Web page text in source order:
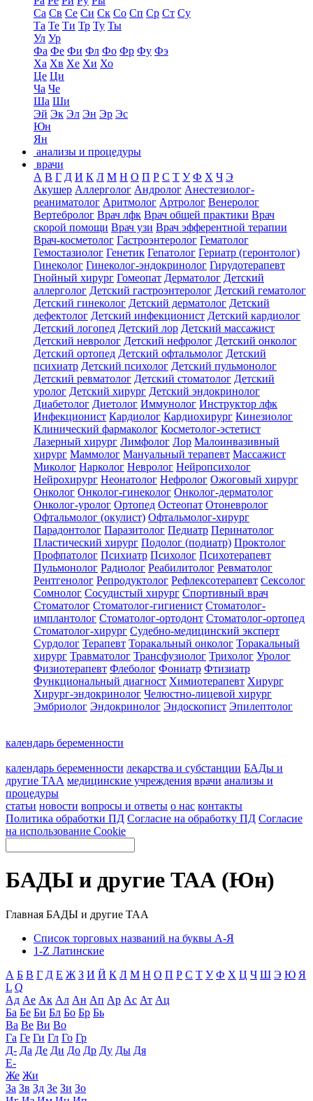
Са Св Се Си Ск Со Сп Ср Ст Су
Та Те Ти Тр Ту Ты
Ул Ур
Фа Фе Фи Фл Фо Фр Фу Фэ
Ха Хв Хе Хи Хо
Це Ци
Ча Че
Ша Ши
Эй Эк Эл Эн Эр Эс
Юн
Ян
анализы и процедуры
врачи
А В Г Д И К Л М Н О П Р С Т У Ф Х Ч Э
Акушер Аллерголог Андролог Анестезиолог-
реаниматолог Аритмолог Артролог Венеролог
Вертебролог Врач лфк Врач общей практики Врач
скорой помощи Врач узи Врач эфферентной терапии
Врач-косметолог Гастроэнтеролог Гематолог
Гемостазиолог Генетик Гепатолог Гериатр (геронтолог)
Гинеколог Гинеколог-эндокринолог Гирудотерапевт
Гнойный хирург Гомеопат Дерматолог Детский
аллерголог Детский гастроэнтеролог Детский гематолог
Детский гинеколог Детский дерматолог Детский
дефектолог Детский инфекционист Детский кардиолог
Детский логопед Детский лор Детский массажист
Детский невролог Детский нефролог Детский онколог
Детский ортопед Детский офтальмолог Детский
психиатр Детский психолог Детский пульмонолог
Детский ревматолог Детский стоматолог Детский
уролог Детский хирург Детский эндокринолог
Диабетолог Диетолог Иммунолог Инструктор лфк
Инфекционист Кардиолог Кардиохирург Кинезиолог
Клинический фармаколог Косметолог-эстетист
Лазерный хирург Лимфолог Лор Малоинвазивный
хирург Маммолог Мануальный терапевт Массажист
Миколог Нарколог Невролог Нейропсихолог
Нейрохирург Неонатолог Нефролог Ожоговый хирург
Онколог Онколог-гинеколог Онколог-дерматолог
Онколог-уролог Ортопед Остеопат Отоневролог
Офтальмолог (окулист) Офтальмолог-хирург
Парадонтолог Паразитолог Педиатр Перинатолог
Пластический хирург Подолог (подиатр) Проктолог
Профпатолог Психиатр Психолог Психотерапевт
Пульмонолог Радиолог Реабилитолог Ревматолог
Рентгенолог Репродуктолог Рефлексотерапевт Сексолог
Сомнолог Сосудистый хирург Спортивный врач
Стоматолог Стоматолог-гигиенист Стоматолог-
имплантолог Стоматолог-ортодонт Стоматолог-ортопед
Стоматолог-хирург Судебно-медицинский эксперт
Сурдолог Терапевт Торакальный онколог Торакальный
хирург Травматолог Трансфузиолог Трихолог Уролог
Физиотерапевт Флеболог Фониатр Фтизиатр
Функциональный диагност Химиотерапевт Хирург
Хирург-эндокринолог Челюстно-лицевой хирург
Эмбриолог Эндокринолог Эндоскопист Эпилептолог
календарь беременности
календарь беременности лекарства и субстанции БАДы и
другие ТАА медицинские учреждения врачи анализы и
процедуры
статьи новости вопросы и ответы о нас контакты
Политика обработки ПД Согласие на обработку ПД Согласие
на использование Cookie
БАДЫ и другие ТАА (Юн)
Главная БАДЫ и другие ТАА
Список торговых названий на буквы А-Я
1-Z Латинские
А Б В Г Д Е Ж З И Й К Л М Н О П Р С Т У Ф Х Ц Ч Ш Э Ю Я
L Q
Ад Ае Ак Ал Ан Ап Ар Ас Ат Ац
Ба Бе Би Бл Бо Бр Бь
Ва Ве Ви Во
Га Ге Ги Гл Го Гр
Д- Да Де Ди До Др Ду Ды Дя
Е-
Же Жи
За Зв Зд Зе Зи Зо